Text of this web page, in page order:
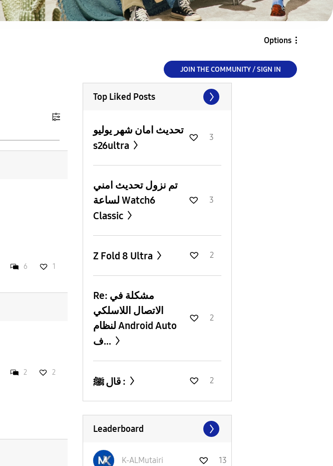
Options
JOIN THE COMMUNITY / SIGN IN
6 1
2 2
Top Liked Posts
تحديث امان شهر يوليو
s26ultra
3
تم نزول تحديث امني
لساعة Watch6
Classic
3
Z Fold 8 Ultra 2
Re: مشكلة في
الاتصال اللاسلكي
لنظام Android Auto
ف...
2
قال ﷺ : 2
Leaderboard
K-ALMutairi 13